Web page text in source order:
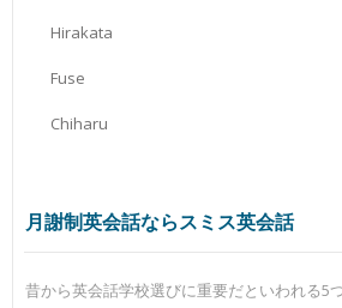
Hirakata
Fuse
Chiharu
月謝制英会話ならスミス英会話
昔から英会話学校選びに重要だといわれる5